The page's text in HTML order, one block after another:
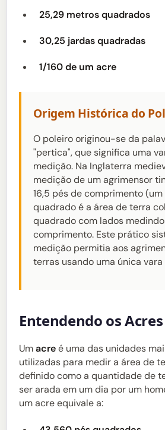
25,29 metros quadrados
30,25 jardas quadradas
1/160 de um acre
Origem Histórica do
O poleiro originou-se da
"pertica", que significa uma
medição. Na Inglaterra
medição de um agrimensor
16,5 pés de comprimento
quadrado é a área de terra
quadrado com lados
comprimento. Este prático
medição permitia aos
terras usando uma única
Entendendo os Acres
Umacreé uma das unidades
utilizadas para medir a área de
definido como a quantidade de
ser arada em um dia por um
um acre equivale a: